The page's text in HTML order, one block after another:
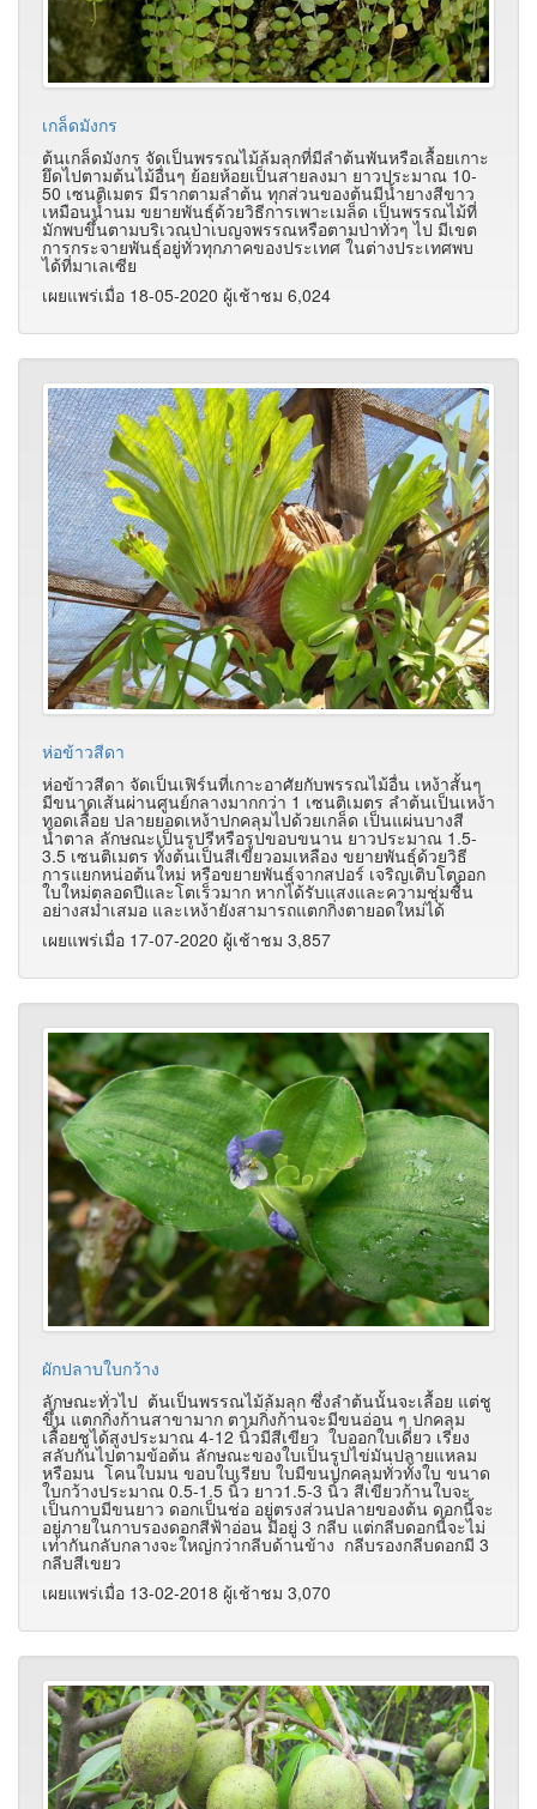
เกล็ดมังกร
ต้นเกล็ดมังกร จัดเป็นพรรณไม้ล้มลุกที่มีลำต้นพันหรือเลื้อยเกาะ
ยึดไปตามต้นไม้อื่นๆ ย้อยห้อยเป็นสายลงมา ยาวประมาณ 10-
50 เซนติเมตร มีรากตามลำต้น ทุกส่วนของต้นมีน้ำยางสีขาว
เหมือนน้ำนม ขยายพันธุ์ด้วยวิธีการเพาะเมล็ด เป็นพรรณไม้ที่
มักพบขึ้นตามบริเวณป่าเบญจพรรณหรือตามป่าทั่วๆ ไป มีเขต
การกระจายพันธุ์อยู่ทั่วทุกภาคของประเทศ ในต่างประเทศพบ
ได้ที่มาเลเซีย
เผยแพร่เมื่อ 18-05-2020 ผู้เช้าชม 6,024
ห่อข้าวสีดา
ห่อข้าวสีดา จัดเป็นเฟิร์นที่เกาะอาศัยกับพรรณไม้อื่น เหง้าสั้นๆ
มีขนาดเส้นผ่านศูนย์กลางมากกว่า 1 เซนติเมตร ลำต้นเป็นเหง้า
ทอดเลื้อย ปลายยอดเหง้าปกคลุมไปด้วยเกล็ด เป็นแผ่นบางสี
น้ำตาล ลักษณะเป็นรูปรีหรือรูปขอบขนาน ยาวประมาณ 1.5-
3.5 เซนติเมตร ทั้งต้นเป็นสีเขียวอมเหลือง ขยายพันธุ์ด้วยวิธี
การแยกหน่อต้นใหม่ หรือขยายพันธุ์จากสปอร์ เจริญเติบโตออก
ใบใหม่ตลอดปีและโตเร็วมาก หากได้รับแสงและความชุ่มชื้น
อย่างสม่ำเสมอ และเหง้ายังสามารถแตกกิ่งตายอดใหม่ได้
เผยแพร่เมื่อ 17-07-2020 ผู้เช้าชม 3,857
ผักปลาบใบกว้าง
ลักษณะทั่วไป ต้นเป็นพรรณไม้ล้มลุก ซึ่งลำต้นนั้นจะเลื้อย แต่ชู
ขึ้น แตกกิ่งก้านสาขามาก ตามกิ่งก้านจะมีขนอ่อน ๆ ปกคลุม
เลื้อยชูได้สูงประมาณ 4-12 นิ้วมีสีเขียว ใบออกใบเดี่ยว เรียง
สลับกันไปตามข้อต้น ลักษณะของใบเป็นรูปไข่มันปลายแหลม
หรือมน โคนใบมน ขอบใบเรียบ ใบมีขนปกคลุมทั่วทั้งใบ ขนาด
ใบกว้างประมาณ 0.5-1.5 นิ้ว ยาว1.5-3 นิ้ว สีเขียวก้านใบจะ
เป็นกาบมีขนยาว ดอกเป็นช่อ อยู่ตรงส่วนปลายของต้น ดอกนี้จะ
อยู่ภายในกาบรองดอกสีฟ้าอ่อน มีอยู่ 3 กลีบ แต่กลีบดอกนี้จะไม่
เท่ากันกลับกลางจะใหญ่กว่ากลีบด้านข้าง กลีบรองกลีบดอกมี 3
กลีบสีเขยว
เผยแพร่เมื่อ 13-02-2018 ผู้เช้าชม 3,070